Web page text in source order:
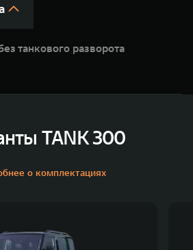
танкового разворота
TANK 300
о комплектациях